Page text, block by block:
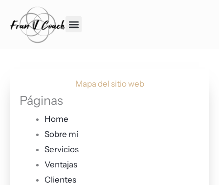
contenido
Mapa del sitio web
Páginas
Home
Sobre mí
Servicios
Ventajas
Clientes